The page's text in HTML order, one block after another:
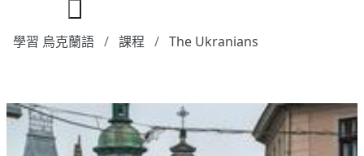
學習 烏克蘭語 課程 The Ukranians